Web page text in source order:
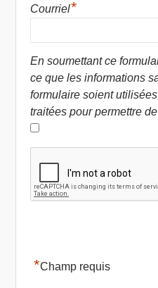
Courriel*
En soumettant ce
ce que les informations
formulaire soient
traitées pour permettre
*Champ requis